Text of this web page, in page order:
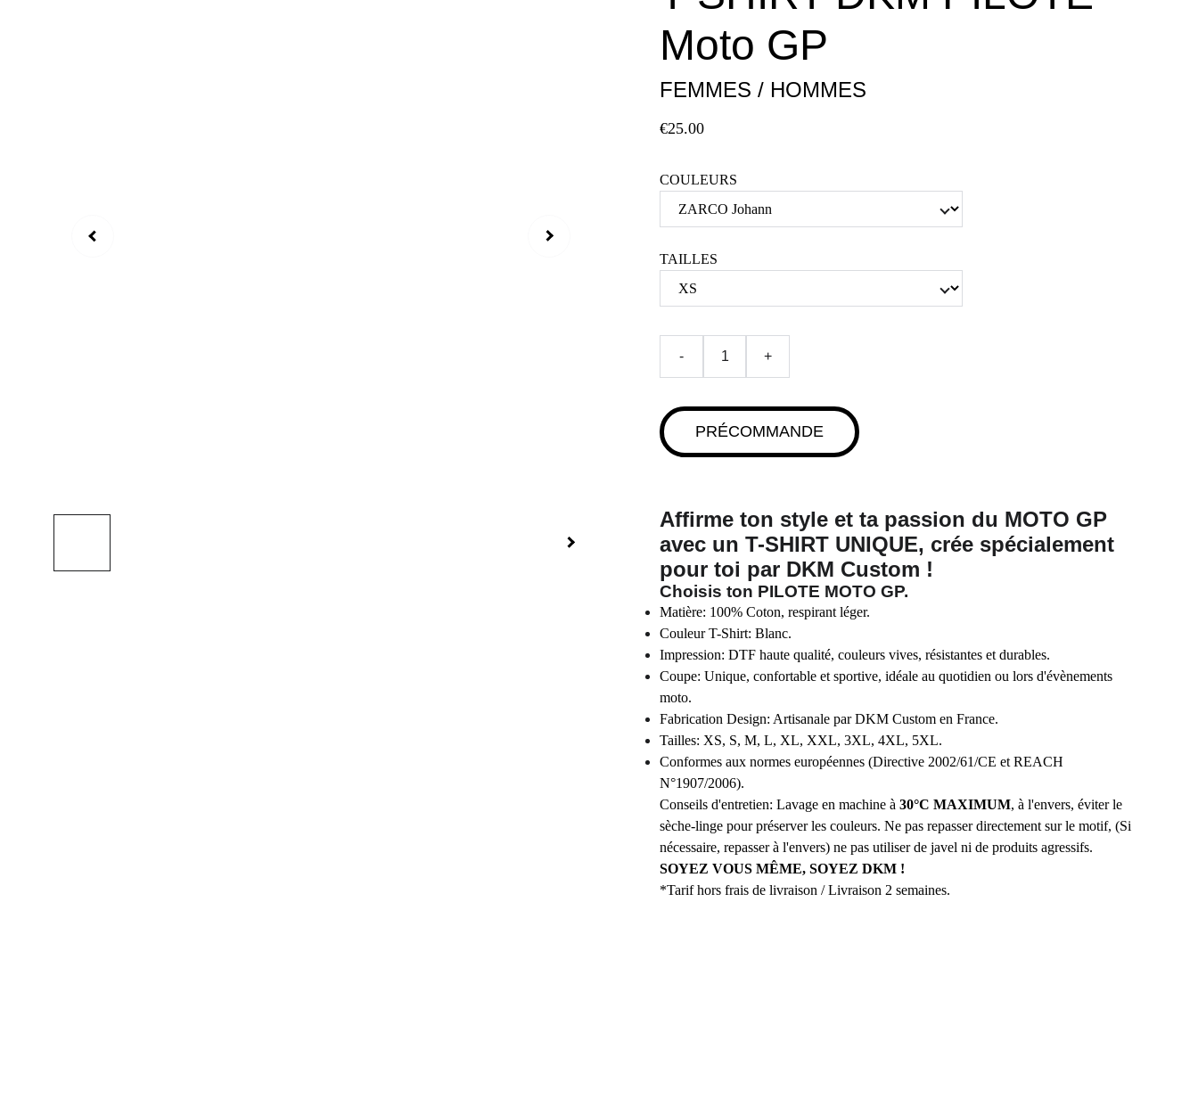
Moto GP
FEMMES / HOMMES
€25.00
COULEURS
TAILLES
- +
PRÉCOMMANDE
Affirme ton style et ta passion du MOTO GP
avec un T-SHIRT UNIQUE, crée spécialement
pour toi par DKM Custom !
Choisis ton PILOTE MOTO GP.
Matière: 100% Coton, respirant léger.
Couleur T-Shirt: Blanc.
Impression: DTF haute qualité, couleurs vives, résistantes et durables.
Coupe: Unique, confortable et sportive, idéale au quotidien ou lors d'évènements
moto.
Fabrication Design: Artisanale par DKM Custom en France.
Tailles: XS, S, M, L, XL, XXL, 3XL, 4XL, 5XL.
Conformes aux normes européennes (Directive 2002/61/CE et REACH
N°1907/2006).
Conseils d'entretien: Lavage en machine à 30°C MAXIMUM, à l'envers, éviter le
sèche-linge pour préserver les couleurs. Ne pas repasser directement sur le motif, (Si
nécessaire, repasser à l'envers) ne pas utiliser de javel ni de produits agressifs.
SOYEZ VOUS MÊME, SOYEZ DKM !
*Tarif hors frais de livraison / Livraison 2 semaines.